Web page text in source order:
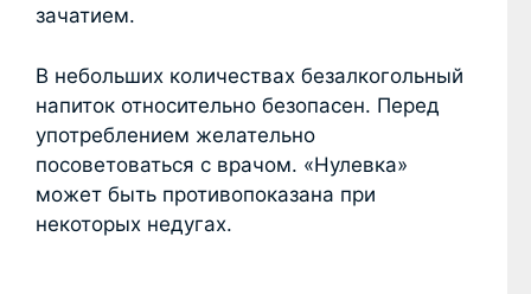
зачатием.
В небольших количествах безалкогольный
напиток относительно безопасен. Перед
употреблением желательно
посоветоваться с врачом. «Нулевка»
может быть противопоказана при
некоторых недугах.